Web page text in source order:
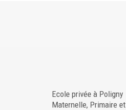
Ecole privée à Poligny
Maternelle, Primaire et